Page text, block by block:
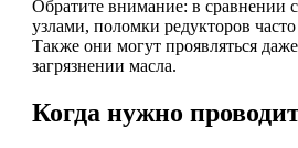
Обратите внимание: в сравнении
узлами, поломки редукторов
Также они могут проявляться
загрязнении масла.
Когда нужно